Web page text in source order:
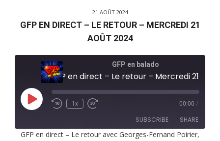
21 AOÛT 2024
GFP EN DIRECT – LE RETOUR – MERCREDI 21
AOÛT 2024
GFP en balado
Play
Episode
1x 00:00 /
SUBSCRIBE SHARE
GFP en direct – Le retour avec Georges-Fernand Poirier,